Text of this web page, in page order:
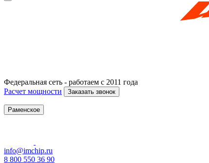
Федеральная сеть - работаем с 2011 года
Расчет мощности
Заказать звонок
Раменское
info@imchip.ru
8 800 550 36 90